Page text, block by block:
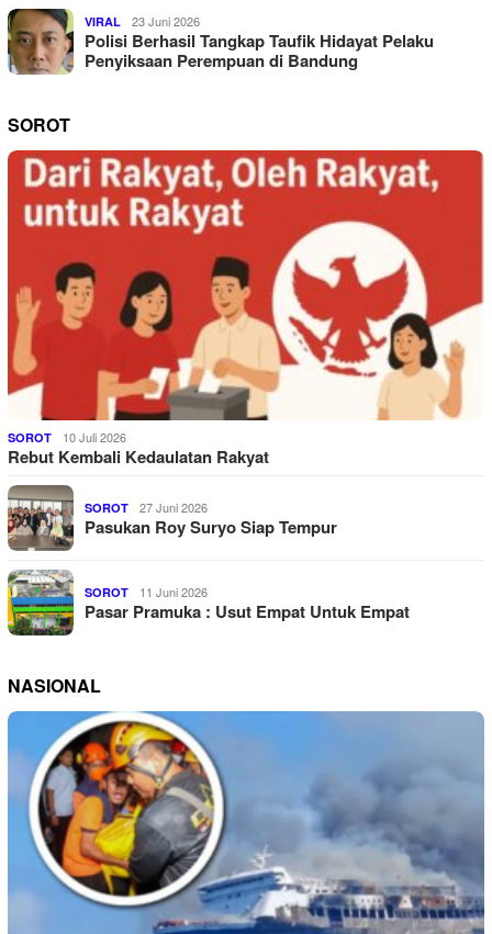
VIRAL 23 Juni 2026
Polisi Berhasil Tangkap Taufik Hidayat Pelaku
Penyiksaan Perempuan di Bandung
SOROT
SOROT 10 Juli 2026
Rebut Kembali Kedaulatan Rakyat
SOROT 27 Juni 2026
Pasukan Roy Suryo Siap Tempur
SOROT 11 Juni 2026
Pasar Pramuka : Usut Empat Untuk Empat
NASIONAL